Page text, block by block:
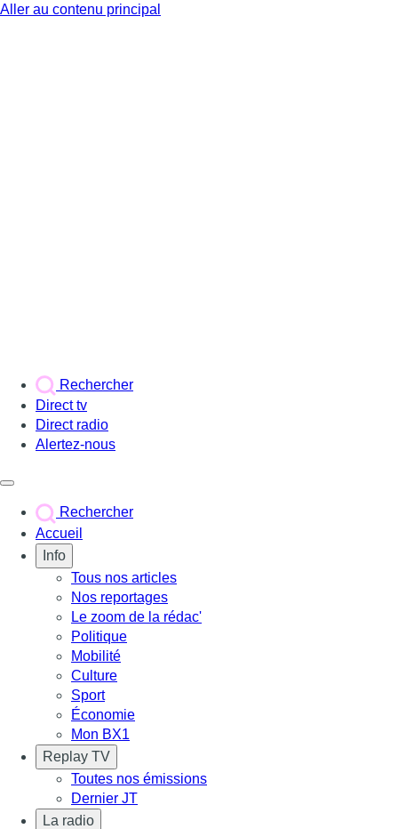
Aller au contenu principal
Rechercher
Direct tv
Direct radio
Alertez-nous
Rechercher
Accueil
Info
Tous nos articles
Nos reportages
Le zoom de la rédac'
Politique
Mobilité
Culture
Sport
Économie
Mon BX1
Replay TV
Toutes nos émissions
Dernier JT
La radio